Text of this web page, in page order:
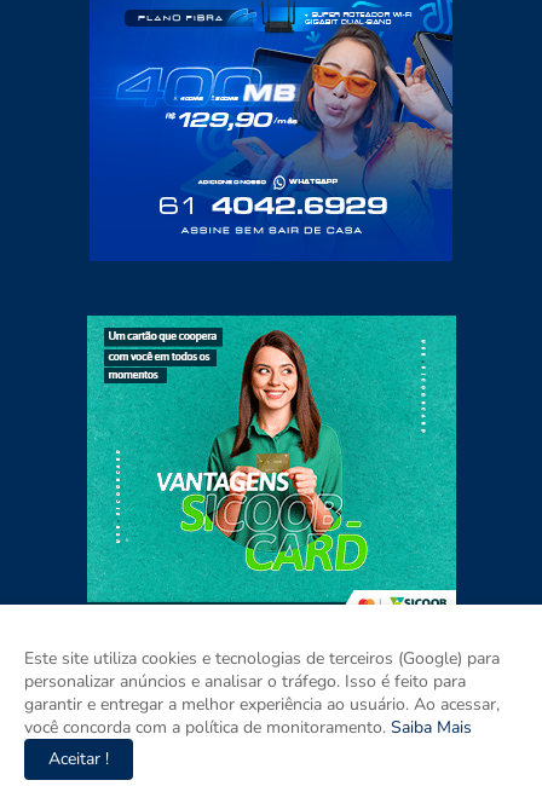
Copyright ©
Home Sobre Contato Mídia Kit
Este site utiliza cookies e tecnologias de terceiros (Google) para
personalizar anúncios e analisar o tráfego. Isso é feito para
garantir e entregar a melhor experiência ao usuário. Ao acessar,
você concorda com a política de monitoramento. Saiba Mais
Aceitar !